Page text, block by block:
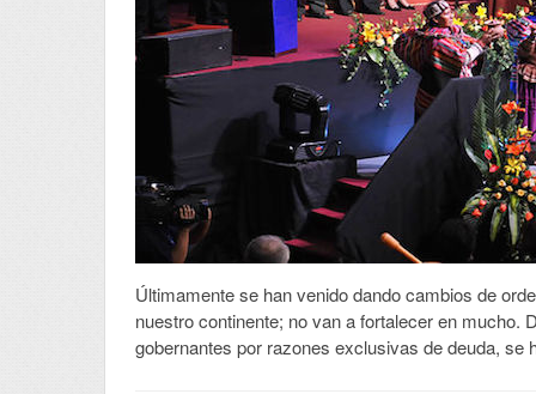
Últimamente se han venido dando cambios de
nuestro continente; no van a fortalecer en
gobernantes por razones exclusivas de deuda,